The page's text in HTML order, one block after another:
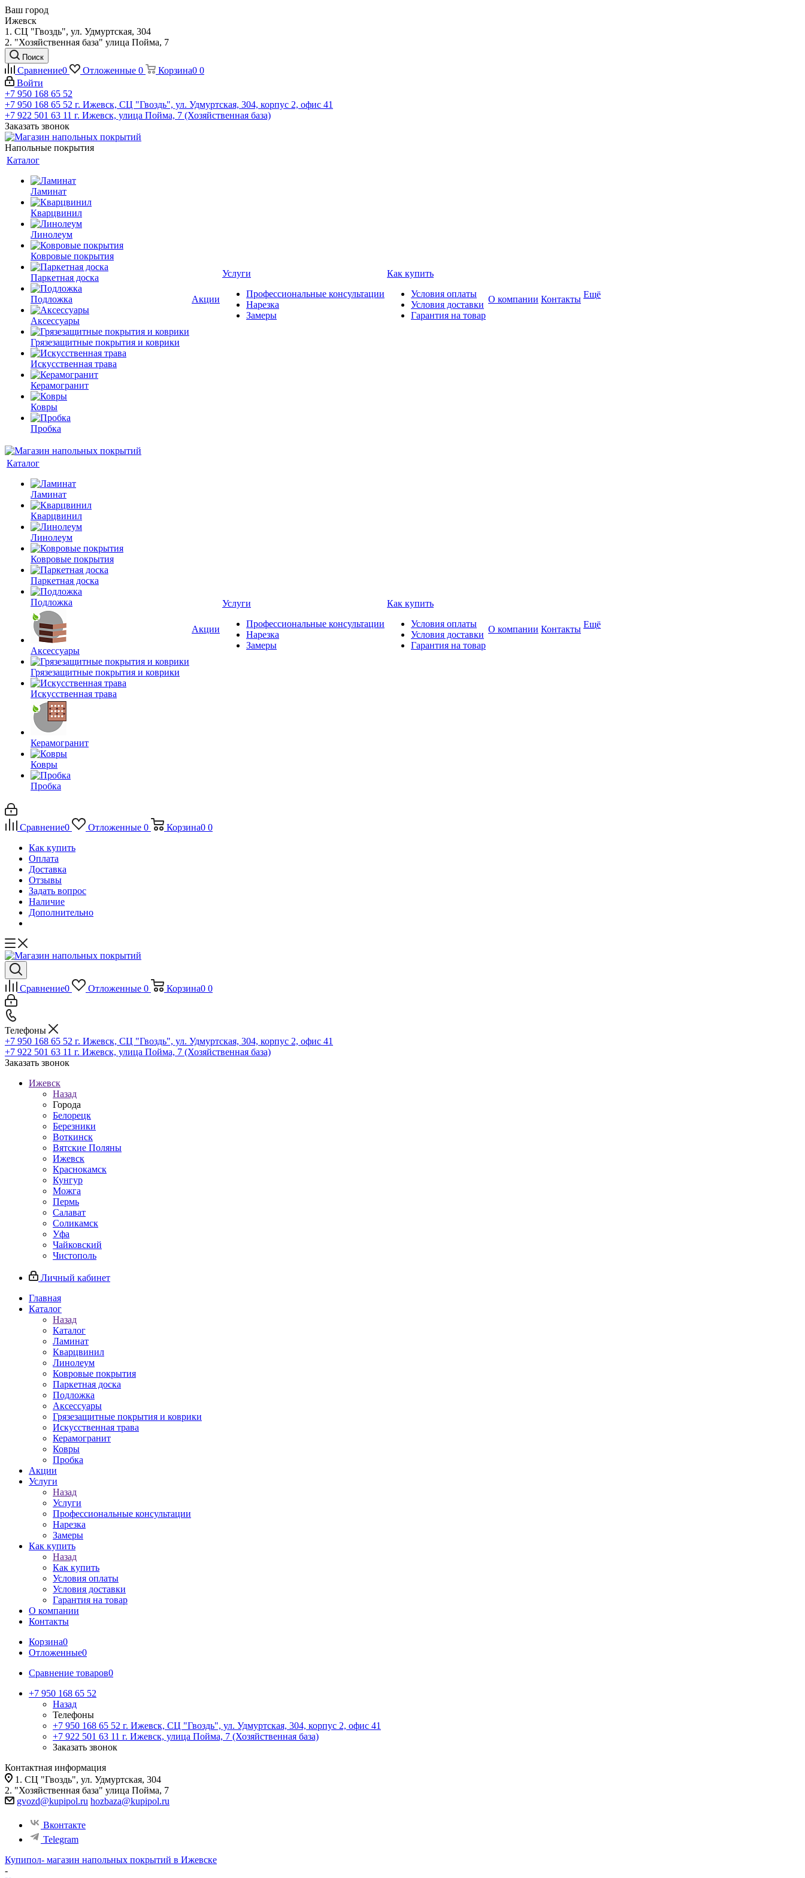
Ваш город
Ижевск
1. СЦ "Гвоздь", ул. Удмуртская, 304
2. "Хозяйственная база" улица Пойма, 7
Поиск
Сравнение0 Отложенные 0 Корзина0 0
Войти
+7 950 168 65 52
+7 950 168 65 52 г. Ижевск, СЦ "Гвоздь", ул. Удмуртская, 304, корпус 2, офис 41
+7 922 501 63 11 г. Ижевск, улица Пойма, 7 (Хозяйственная база)
Заказать звонок
Напольные покрытия
Каталог
Ламинат
Кварцвинил
Линолеум
Ковровые покрытия
Паркетная доска
Подложка
Аксессуары
Грязезащитные покрытия и коврики
Искусственная трава
Керамогранит
Ковры
Пробка
Акции
Услуги
Профессиональные консультации
Нарезка
Замеры
Как купить
Условия оплаты
Условия доставки
Гарантия на товар
О компании Контакты Ещё
Каталог
Ламинат
Кварцвинил
Линолеум
Ковровые покрытия
Паркетная доска
Подложка
Аксессуары
Грязезащитные покрытия и коврики
Искусственная трава
Керамогранит
Ковры
Пробка
Акции
Услуги
Профессиональные консультации
Нарезка
Замеры
Как купить
Условия оплаты
Условия доставки
Гарантия на товар
О компании Контакты Ещё
Сравнение0 Отложенные 0 Корзина0 0
Как купить
Оплата
Доставка
Отзывы
Задать вопрос
Наличие
Дополнительно
Сравнение0 Отложенные 0 Корзина0 0
Телефоны
+7 950 168 65 52 г. Ижевск, СЦ "Гвоздь", ул. Удмуртская, 304, корпус 2, офис 41
+7 922 501 63 11 г. Ижевск, улица Пойма, 7 (Хозяйственная база)
Заказать звонок
Ижевск
Назад
Города
Белорецк
Березники
Воткинск
Вятские Поляны
Ижевск
Краснокамск
Кунгур
Можга
Пермь
Салават
Соликамск
Уфа
Чайковский
Чистополь
Личный кабинет
Главная
Каталог
Назад
Каталог
Ламинат
Кварцвинил
Линолеум
Ковровые покрытия
Паркетная доска
Подложка
Аксессуары
Грязезащитные покрытия и коврики
Искусственная трава
Керамогранит
Ковры
Пробка
Акции
Услуги
Назад
Услуги
Профессиональные консультации
Нарезка
Замеры
Как купить
Назад
Как купить
Условия оплаты
Условия доставки
Гарантия на товар
О компании
Контакты
Корзина0
Отложенные0
Сравнение товаров0
+7 950 168 65 52
Назад
Телефоны
+7 950 168 65 52 г. Ижевск, СЦ "Гвоздь", ул. Удмуртская, 304, корпус 2, офис 41
+7 922 501 63 11 г. Ижевск, улица Пойма, 7 (Хозяйственная база)
Заказать звонок
Контактная информация
1. СЦ "Гвоздь", ул. Удмуртская, 304
2. "Хозяйственная база" улица Пойма, 7
gvozd@kupipol.ru hozbaza@kupipol.ru
Вконтакте
Telegram
Купипол- магазин напольных покрытий в Ижевске
-